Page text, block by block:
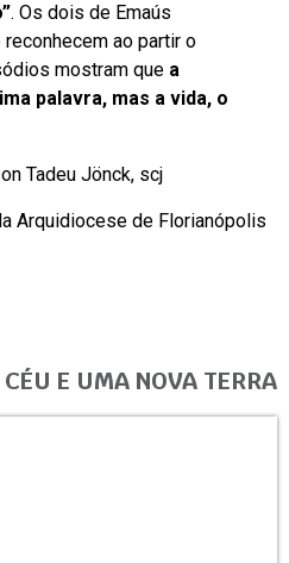
. Os dois de Emaús
ao partir o
mostram que a
palavra, mas a vida, o
Tadeu Jönck, scj
Arquidiocese de Florianópolis
E UMA NOVA TERRA